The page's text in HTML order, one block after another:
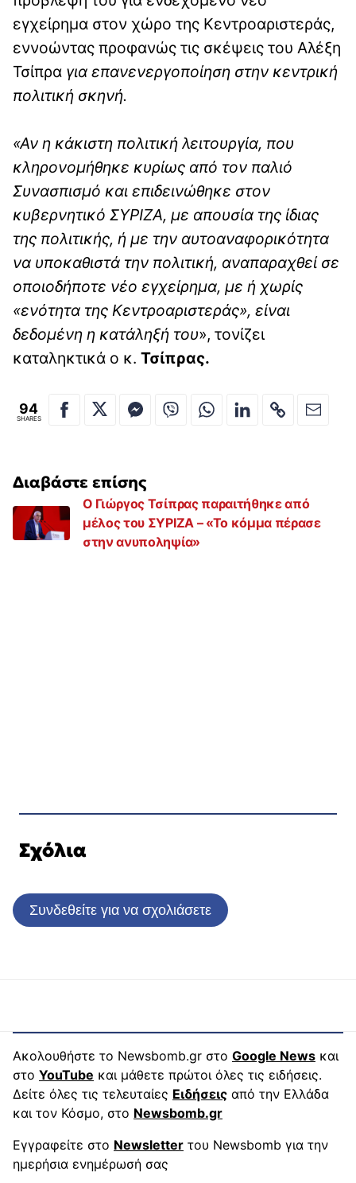
εγχείρημα στον χώρο της Κεντροαριστεράς,
εννοώντας προφανώς τις σκέψεις του Αλέξη
Τσίπρα για επανενεργοποίηση στην κεντρική
πολιτική σκηνή.
«Αν η κάκιστη πολιτική λειτουργία, που
κληρονομήθηκε κυρίως από τον παλιό
Συνασπισμό και επιδεινώθηκε στον
κυβερνητικό ΣΥΡΙΖΑ, με απουσία της ίδιας
της πολιτικής, ή με την αυτοαναφορικότητα
να υποκαθιστά την πολιτική, αναπαραχθεί σε
οποιοδήποτε νέο εγχείρημα, με ή χωρίς
«ενότητα της Κεντροαριστεράς», είναι
δεδομένη η κατάληξή του», τονίζει
καταληκτικά ο κ. Τσίπρας.
94
SHARES
Διαβάστε επίσης
Ο Γιώργος Τσίπρας παραιτήθηκε από
μέλος του ΣΥΡΙΖΑ – «Το κόμμα πέρασε
στην ανυποληψία»
Σχόλια
Συνδεθείτε για να σχολιάσετε
Ακολουθήστε το Newsbomb.gr στο Google News και
στο YouTube και μάθετε πρώτοι όλες τις ειδήσεις.
Δείτε όλες τις τελευταίες Ειδήσεις από την Ελλάδα
και τον Κόσμο, στο Newsbomb.gr
Εγγραφείτε στο Newsletter του Newsbomb για την
ημερήσια ενημέρωσή σας